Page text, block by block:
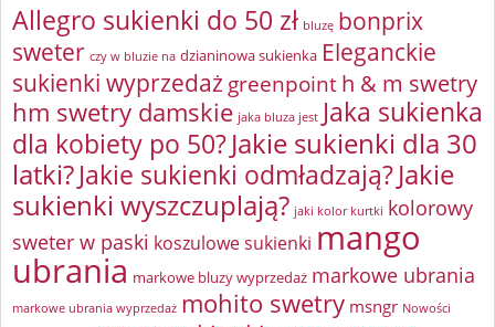
Allegro sukienki do 50 zł bluzę bonprix
sweter czy w bluzie na dzianinowa sukienka Eleganckie
sukienki wyprzedaż greenpointh & m swetry
hm swetry damskie jaka bluza jest Jaka sukienka
dla kobiety po 50?Jakie sukienki dla 30
latki?Jakie sukienki odmładzają?Jakie
sukienki wyszczuplają? jaki kolor kurtki kolorowy
sweter w paski koszulowe sukienki mango
ubrania markowe bluzy wyprzedaż markowe ubrania
markowe ubrania wyprzedaż mohito swetry msngr Nowości